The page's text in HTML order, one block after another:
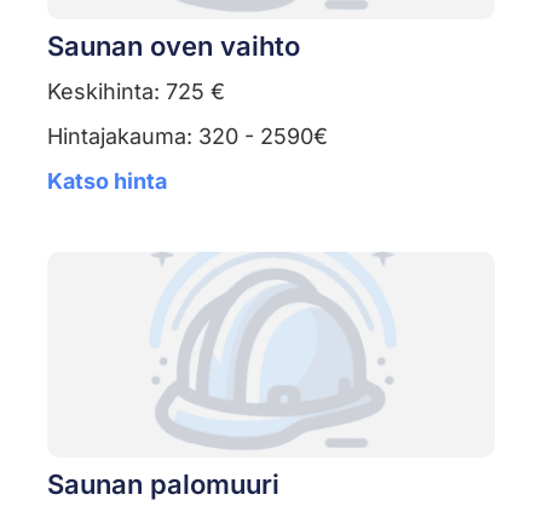
Saunan oven vaihto
Keskihinta: 725 €
Hintajakauma: 320 - 2590€
Katso hinta
Saunan palomuuri